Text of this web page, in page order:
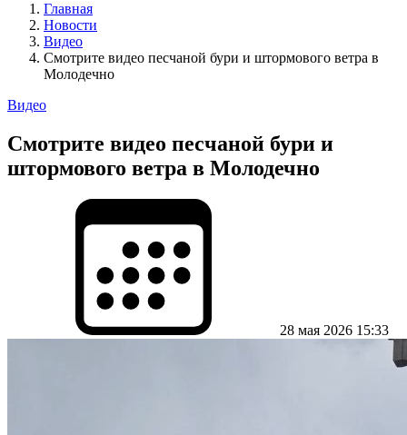
Главная
Новости
Видео
Смотрите видео песчаной бури и штормового ветра в
Молодечно
Видео
Смотрите видео песчаной бури и
штормового ветра в Молодечно
28 мая 2026 15:33